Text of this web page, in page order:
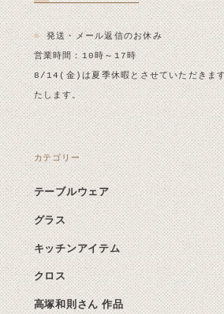
■発送・メール返信のお休み
営業時間：10時～17時
8/14(金)は夏季休暇とさせていただきま
たします。
カテゴリー
テーブルウェア
グラス
キッチンアイテム
クロス
高塚和則さん 作品